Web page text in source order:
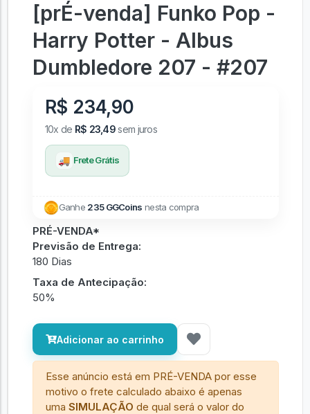
[prÉ-venda] Funko Pop -
Harry Potter - Albus
Dumbledore 207 - #207
R$ 234,90
10x de R$ 23,49sem juros
🚚 Frete Grátis
Ganhe 235 GGCoins nesta compra
PRÉ-VENDA*
Previsão de Entrega:
180 Dias
Taxa de Antecipação:
50%
Adicionar ao carrinho
Esse anúncio está em PRÉ-VENDA por esse
motivo o frete calculado abaixo é apenas
umaSIMULAÇÃO de qual será o valor do